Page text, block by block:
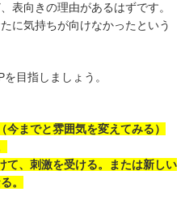
表向きの理由があるはずです。
に気持ちが向けなかったという
目指しましょう。
でと雰囲気を変えてみる）
刺激を受ける。または新しい
。